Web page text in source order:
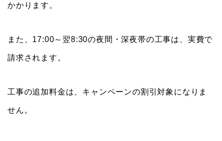
かかります。
また、17:00～翌8:30の夜間・深夜帯の工事は、実費で
請求されます。
工事の追加料金は、キャンペーンの割引対象になりま
せん。